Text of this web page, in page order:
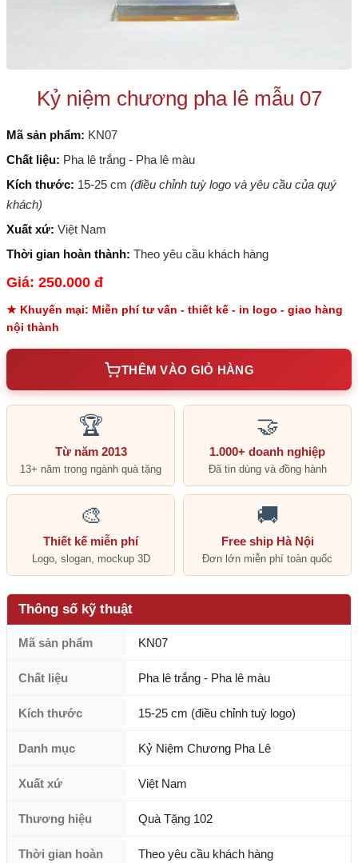
Kỷ niệm chương pha lê mẫu 07
Mã sản phẩm: KN07
Chất liệu: Pha lê trắng - Pha lê màu
Kích thước: 15-25 cm (điều chỉnh tuỳ logo và yêu cầu của quý
khách)
Xuất xứ: Việt Nam
Thời gian hoàn thành: Theo yêu cầu khách hàng
Giá: 250.000 đ
★ Khuyến mại: Miễn phí tư vấn - thiết kế - in logo - giao hàng
nội thành
THÊM VÀO GIỎ HÀNG
🏆
Từ năm 2013
13+ năm trong ngành quà tặng
🤝
1.000+ doanh nghiệp
Đã tin dùng và đồng hành
🎨
Thiết kế miễn phí
Logo, slogan, mockup 3D
🚚
Free ship Hà Nội
Đơn lớn miễn phí toàn quốc
Thông số kỹ thuật
Mã sản phẩm KN07
Chất liệu Pha lê trắng - Pha lê màu
Kích thước 15-25 cm (điều chỉnh tuỳ logo)
Danh mục Kỷ Niệm Chương Pha Lê
Xuất xứ Việt Nam
Thương hiệu Quà Tặng 102
Thời gian hoàn
Theo yêu cầu khách hàng